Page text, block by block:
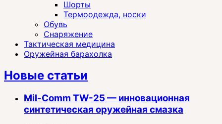
Шорты
Термоодежда, носки
Обувь
Снаряжение
Тактическая медицина
Оружейная барахолка
Новые статьи
Mil-Comm TW-25 — инновационная
синтетическая оружейная смазка